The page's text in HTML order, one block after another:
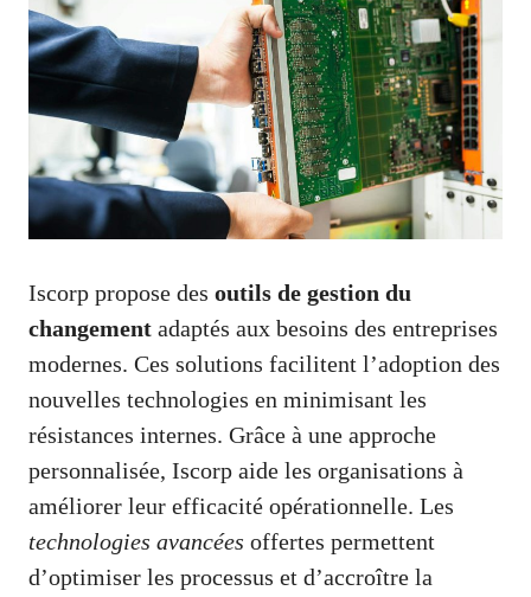
Iscorp propose des outils de gestion du
changement adaptés aux besoins des entreprises
modernes. Ces solutions facilitent l’adoption des
nouvelles technologies en minimisant les
résistances internes. Grâce à une approche
personnalisée, Iscorp aide les organisations à
améliorer leur efficacité opérationnelle. Les
technologies avancées offertes permettent
d’optimiser les processus et d’accroître la